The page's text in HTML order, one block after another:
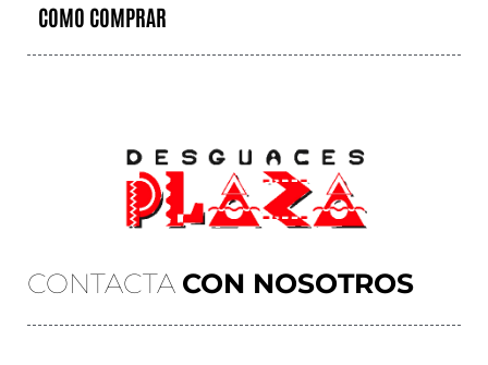
CONTACTA CON NOSOTROS
COMO COMPRAR